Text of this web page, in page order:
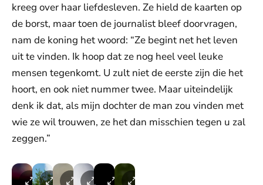
kreeg over haar liefdesleven. Ze hield de kaarten op
de borst, maar toen de journalist bleef doorvragen,
nam de koning het woord: “Ze begint net het leven
uit te vinden. Ik hoop dat ze nog heel veel leuke
mensen tegenkomt. U zult niet de eerste zijn die het
hoort, en ook niet nummer twee. Maar uiteindelijk
denk ik dat, als mijn dochter de man zou vinden met
wie ze wil trouwen, ze het dan misschien tegen u zal
zeggen.”